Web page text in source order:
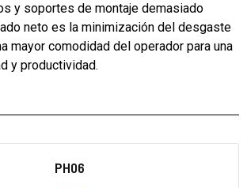
y soportes de montaje demasiado
neto es la minimización del desgaste
mayor comodidad del operador para una
y productividad.
PH06